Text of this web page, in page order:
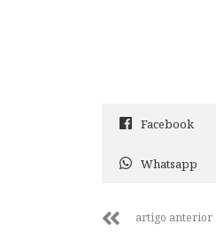
Facebook
Whatsapp
artigo anterior